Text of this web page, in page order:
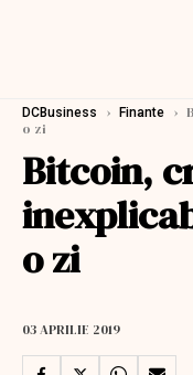
DCBusiness › Finante ›
o zi
Bitcoin,
o zi
03 APRILIE 2019